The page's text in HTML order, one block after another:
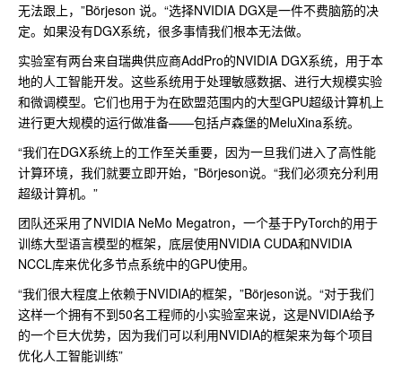
无法跟上，”Börjeson 说。“选择NVIDIA DGX是一件不费脑筋的决
定。如果没有DGX系统，很多事情我们根本无法做。
实验室有两台来自瑞典供应商AddPro的NVIDIA DGX系统，用于本
地的人工智能开发。这些系统用于处理敏感数据、进行大规模实验
和微调模型。它们也用于为在欧盟范围内的大型GPU超级计算机上
进行更大规模的运行做准备——包括卢森堡的MeluXina系统。
“我们在DGX系统上的工作至关重要，因为一旦我们进入了高性能
计算环境，我们就要立即开始，”Börjeson说。“我们必须充分利用
超级计算机。”
团队还采用了NVIDIA NeMo Megatron，一个基于PyTorch的用于
训练大型语言模型的框架，底层使用NVIDIA CUDA和NVIDIA
NCCL库来优化多节点系统中的GPU使用。
“我们很大程度上依赖于NVIDIA的框架，”Börjeson说。“对于我们
这样一个拥有不到50名工程师的小实验室来说，这是NVIDIA给予
的一个巨大优势，因为我们可以利用NVIDIA的框架来为每个项目
优化人工智能训练”